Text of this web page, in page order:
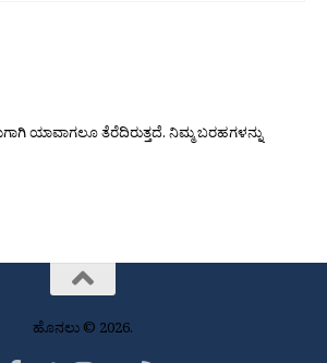
ಯಾವಾಗಲೂ ತೆರೆದಿರುತ್ತದೆ. ನಿಮ್ಮ ಬರಹಗಳನ್ನು
ಹೊನಲು © 2026.